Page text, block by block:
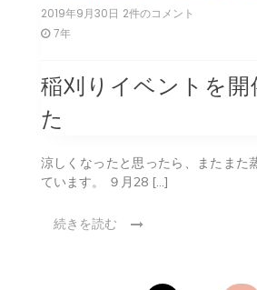
2019年9月30日 稲
ベ
ン
催
し
ま
た
2件のコメント
7年
稲刈りイベントを開
た
涼しくなったと思ったら、またまた
ています。 ９月28 […]
続きを読む